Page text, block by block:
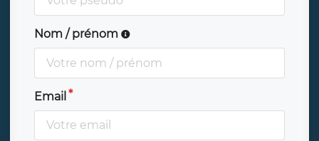
Nom / prénom
Email